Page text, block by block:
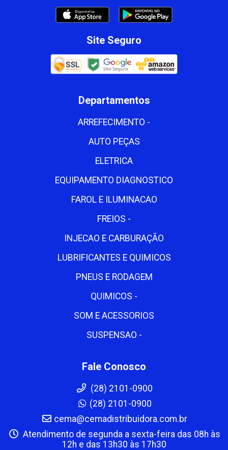
Site Seguro
Departamentos
ARREFECIMENTO -
AUTO PEÇAS
ELETRICA
EQUIPAMENTO DIAGNOSTICO
FAROL E ILUMINACAO
FREIOS -
INJECAO E CARBURAÇÃO
LUBRIFICANTES E QUIMICOS
PNEUS E RODAGEM
QUIMICOS -
SOM E ACESSORIOS
SUSPENSAO -
Fale Conosco
(28) 2101-0900
(28) 2101-0900
cema@cemadistribuidora.com.br
Atendimento de segunda a sexta-feira das 08h às
12h e das 13h30 às 17h30